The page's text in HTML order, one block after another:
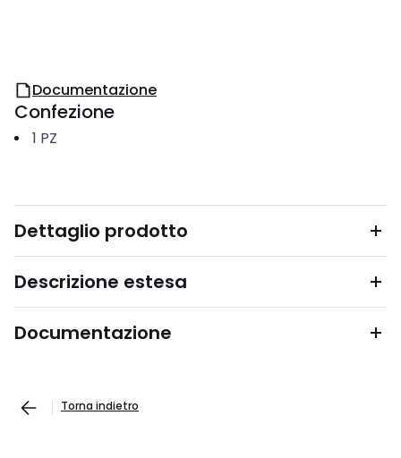
Documentazione
Confezione
1 PZ
Dettaglio prodotto
Descrizione estesa
Documentazione
Torna indietro